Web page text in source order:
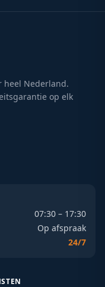
heel Nederland.
op elk
07:30 – 17:30
Op afspraak
24/7